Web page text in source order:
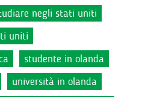
negli stati uniti
uniti
studente in olanda
università in olanda